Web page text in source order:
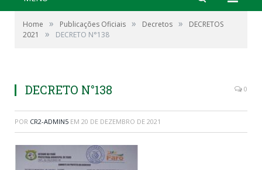
Home » Publicações Oficiais » Decretos »
DECRETOS
2021
» DECRETO N°138
DECRETO N°138 0
POR CR2-ADMIN5 EM 20 DE DEZEMBRO DE 2021